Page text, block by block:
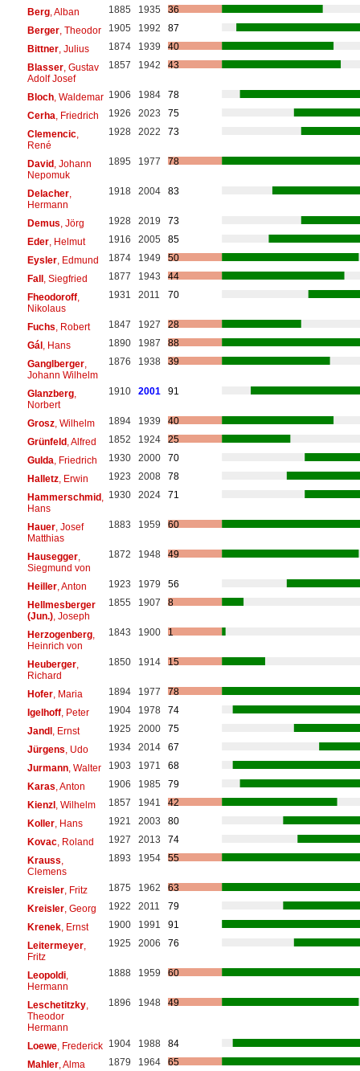
Berg, Alban 1885 1935
36
Berger, Theodor 1905 1992
87
Bittner, Julius 1874 1939
40
Blasser, Gustav
Adolf Josef
1857 1942 43
Bloch, Waldemar 1906 1984
78
Cerha , Friedrich 1926 2023
75
Clemencic,
René
1928 2022 73
David, Johann
Nepomuk
1895 1977 78
Delacher,
Hermann
1918 2004 83
Demus , Jörg 1928 2019
73
Eder, Helmut 1916 2005
85
Eysler, Edmund 1874 1949
50
Fall, Siegfried 1877 1943
44
Fheodoroff,
Nikolaus
1931 2011 70
Fuchs , Robert 1847 1927
28
Gál, Hans 1890 1987
88
Ganglberger,
Johann Wilhelm
1876 1938 39
Glanzberg,
Norbert
1910 2001 91
Grosz, Wilhelm 1894 1939
40
Grünfeld, Alfred 1852 1924
25
Gulda , Friedrich 1930 2000
70
Halletz, Erwin 1923 2008
78
Hammerschmid,
Hans
1930 2024 71
Hauer, Josef
Matthias
1883 1959 60
Hausegger,
Siegmund von
1872 1948 49
Heiller, Anton 1923 1979
56
Hellmesberger
(Jun.), Joseph
1855 1907 8
Herzogenberg,
Heinrich von
1843 1900 1
Heuberger,
Richard
1850 1914 15
Hofer, Maria 1894 1977
78
Igelhoff, Peter 1904 1978
74
Jandl, Ernst 1925 2000
75
Jürgens , Udo 1934 2014
67
Jurmann, Walter 1903 1971
68
Karas , Anton 1906 1985
79
Kienzl, Wilhelm 1857 1941
42
Koller, Hans 1921 2003
80
Kovac, Roland 1927 2013
74
Krauss
Clemens
1893 1954 55
Kreisler, Fritz 1875 1962
63
Kreisler, Georg 1922 2011
79
Krenek, Ernst 1900 1991
91
Leitermeyer,
Fritz
1925 2006 76
Leopoldi,
Hermann
1888 1959 60
Leschetitzky,
Theodor
Hermann
1896 1948 49
Loewe, Frederick 1904 1988
84
Mahler, Alma 1879 1964 65